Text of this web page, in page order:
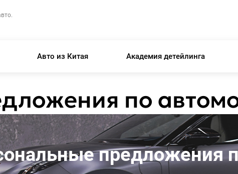
Авто из Китая Академия детейлинга
по
предложения